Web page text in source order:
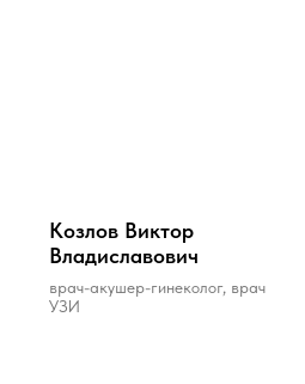
Козлов Виктор
Владиславович
врач-акушер-гинеколог, врач
УЗИ